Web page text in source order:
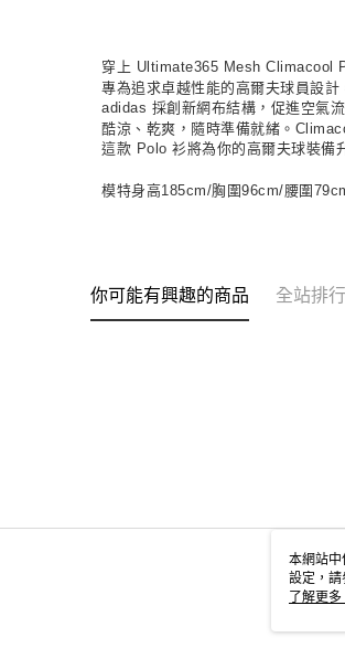
穿上 Ultimate365 Mesh Climacool
專為追求卓越性能的高爾夫球員設
adidas 採創新網布結構，促進空氣
酷涼、乾爽，隨時準備就緒。
這款 Polo 衫將為你的高爾夫球裝備
模特身高185cm/胸圍96cm/腰圍
你可能有興趣的商品 全站排行
本網站中
設定，請
用 cookie
了解更多